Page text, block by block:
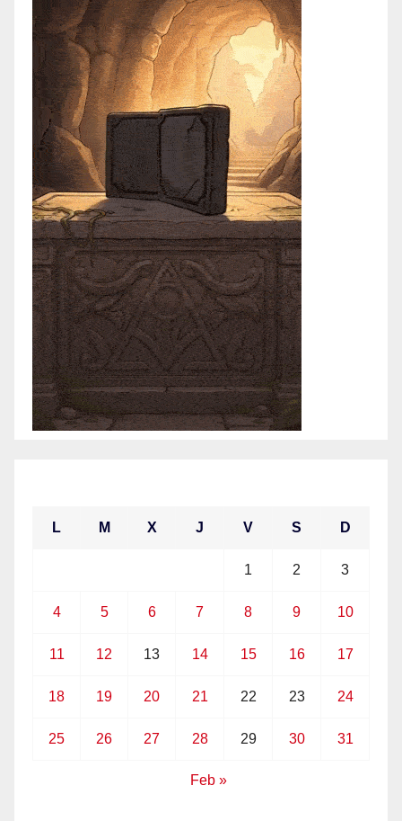
L M X J V S D
1 2 3
4 5 6 7 8 9 10
11 12 13 14 15 16 17
18 19 20 21 22 23 24
25 26 27 28 29 30 31
Feb »